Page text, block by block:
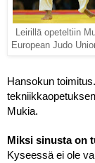
Leirillä opeteltiin
European Judo
Hansokun
Mukia.
Miksi sinusta on
Kyseessä ei ole